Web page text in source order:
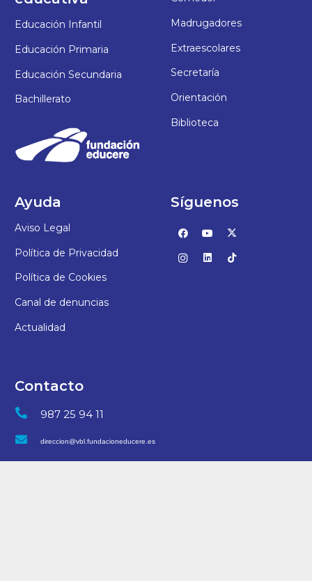
Educación Infantil
Educación Primaria
Educación Secundaria
Bachillerato
Madrugadores
Extraescolares
Secretaría
Orientación
Biblioteca
Ayuda
Aviso Legal
Política de Privacidad
Política de Cookies
Canal de denuncias
Actualidad
Síguenos
Contacto
987 25 94 11
direccion@vbl.fundacioneducere.es